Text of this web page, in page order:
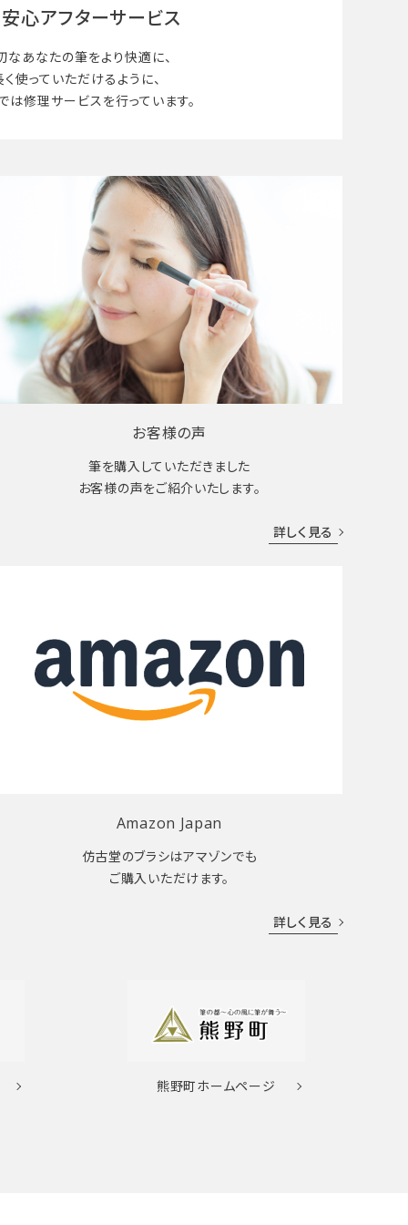
安心アフターサービス
なあなたの筆をより快適に、
く使って いただけるように、
は修理サービスを行っています。
お客様の声
筆を購入していただきました
お客様の声をご紹介いたします。
詳しく見る
Amazon Japan
仿古堂のブラシはアマゾンでも
ご購入いただけます。
詳しく見る
熊野町ホームページ